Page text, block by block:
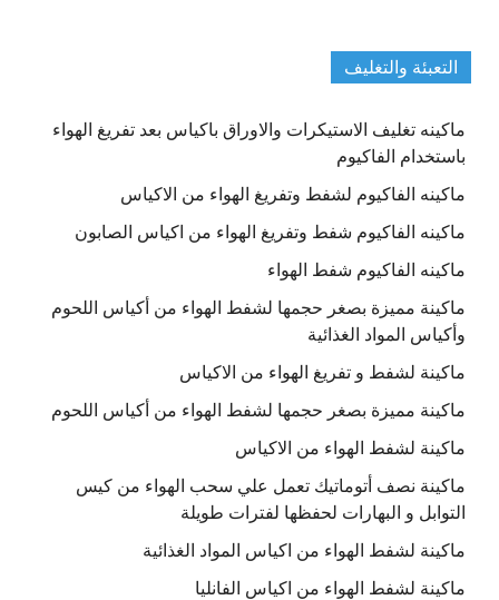
التعبئة والتغليف
ماكينه تغليف الاستيكرات والاوراق باكياس بعد تفريغ الهواء
باستخدام الفاكيوم
ماكينه الفاكيوم لشفط وتفريغ الهواء من الاكياس
ماكينه الفاكيوم شفط وتفريغ الهواء من اكياس الصابون
ماكينه الفاكيوم شفط الهواء
ماكينة مميزة بصغر حجمها لشفط الهواء من أكياس اللحوم
وأكياس المواد الغذائية
ماكينة لشفط و تفريغ الهواء من الاكياس
ماكينة مميزة بصغر حجمها لشفط الهواء من أكياس اللحوم
ماكينة لشفط الهواء من الاكياس
ماكينة نصف أتوماتيك تعمل علي سحب الهواء من كيس
التوابل و البهارات لحفظها لفترات طويلة
ماكينة لشفط الهواء من اكياس المواد الغذائية
ماكينة لشفط الهواء من اكياس الفانليا